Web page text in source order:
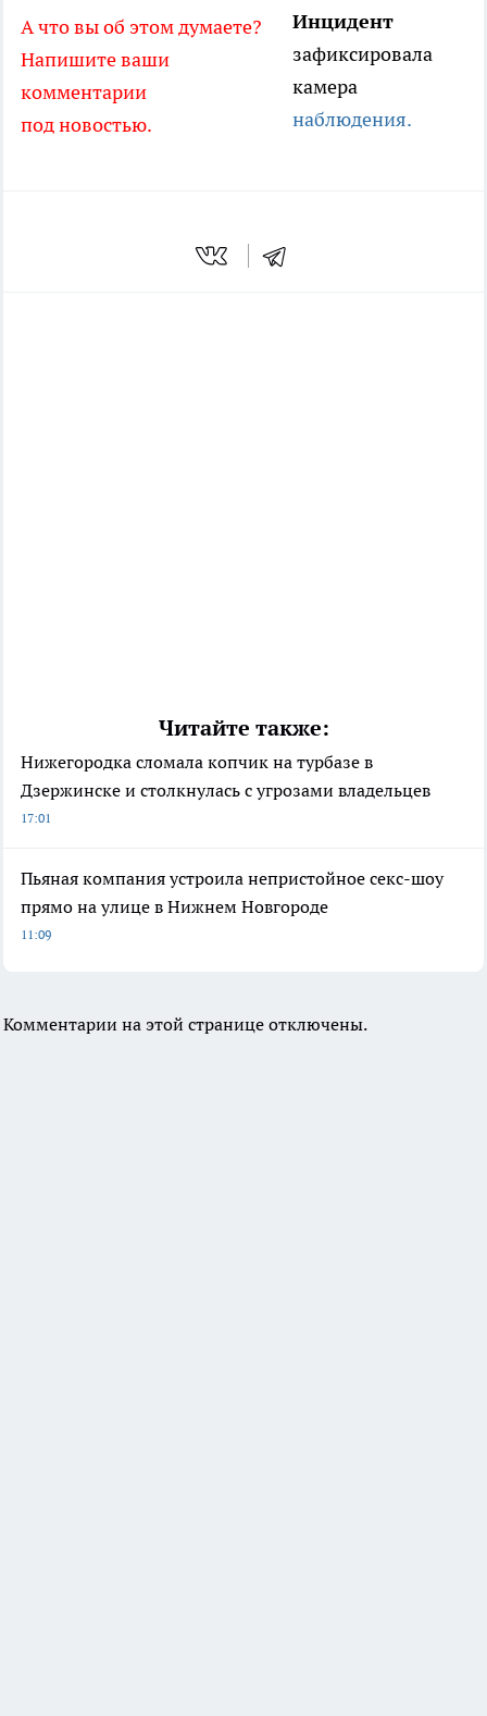
А что вы об этом думаете?
Напишите ваши
комментарии
под новостью.
Инцидент
зафиксировала
камера
наблюдения.
Читайте также:
Нижегородка сломала копчик на турбазе в
Дзержинске и столкнулась с угрозами владельцев
17:01
Пьяная компания устроила непристойное секс-шоу
прямо на улице в Нижнем Новгороде
11:09
Комментарии на этой странице отключены.